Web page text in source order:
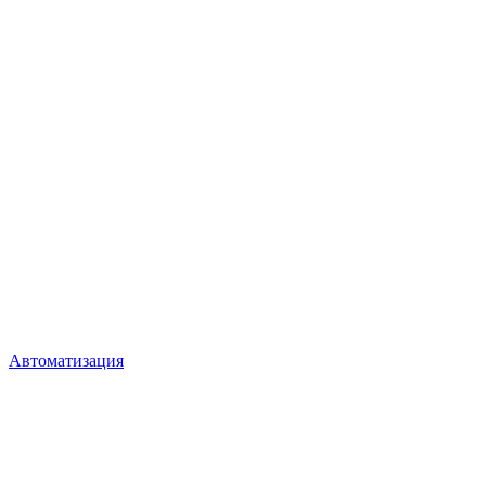
Автоматизация